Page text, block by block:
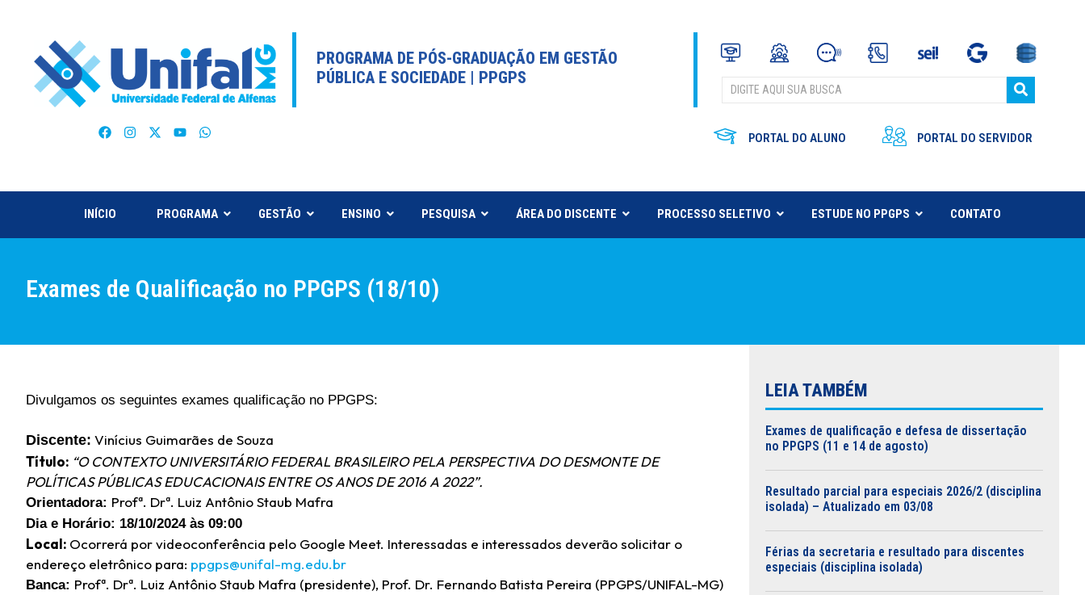
PROGRAMA DE PÓS-GRADUAÇÃO EM GESTÃO
PÚBLICA E SOCIEDADE | PPGPS
PORTAL DO ALUNO PORTAL DO SERVIDOR
INÍCIO PROGRAMA GESTÃO ENSINO PESQUISA ÁREA DO DISCENTE PROCESSO SELETIVO ESTUDE NO PPGPS CONTATO
Exames de Qualificação no PPGPS (18/10)
Divulgamos os seguintes exames qualificação no PPGPS:
Discente: Vinícius Guimarães de Souza
Título: “O CONTEXTO UNIVERSITÁRIO FEDERAL BRASILEIRO PELA PERSPECTIVA DO DESMONTE DE
POLÍTICAS PÚBLICAS EDUCACIONAIS ENTRE OS ANOS DE 2016 A 2022”.
Orientadora: Profª. Drª. Luiz Antônio Staub Mafra
Dia e Horário: 18/10/2024 às 09:00
Local: Ocorrerá por videoconferência pelo Google Meet. Interessadas e interessados deverão solicitar o
endereço eletrônico para: ppgps@unifal-mg.edu.br
Banca: Profª. Drª. Luiz Antônio Staub Mafra (presidente), Prof. Dr. Fernando Batista Pereira (PPGPS/UNIFAL-MG)
LEIA TAMBÉM
Exames de qualificação e defesa de dissertação
no PPGPS (11 e 14 de agosto)
Resultado parcial para especiais 2026/2 (disciplina
isolada) – Atualizado em 03/08
Férias da secretaria e resultado para discentes
especiais (disciplina isolada)